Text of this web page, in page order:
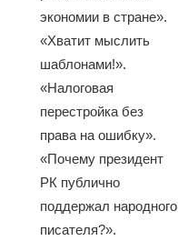
экономии в стране».
«Хватит мыслить
шаблонами!».
«Налоговая
перестройка без
права на ошибку».
«Почему президент
РК публично
поддержал народного
писателя?».